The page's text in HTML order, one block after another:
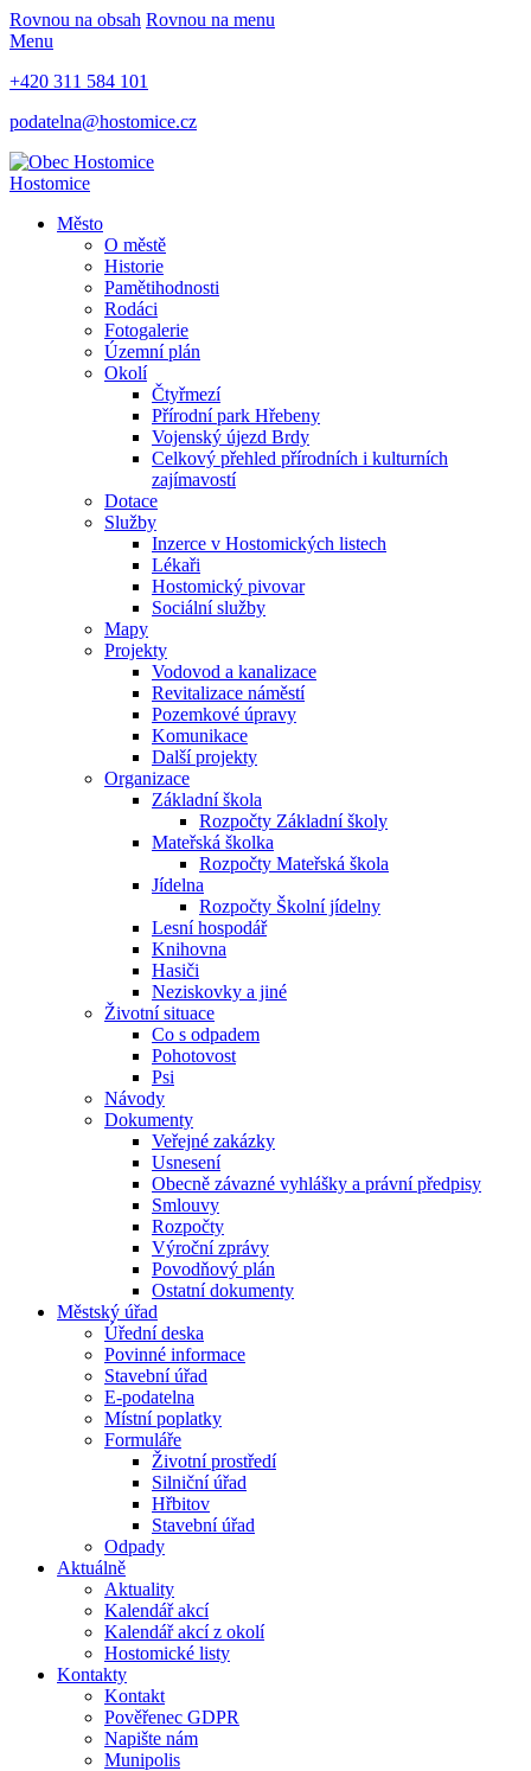
Rovnou na obsah Rovnou na menu
Menu
+420 311 584 101
podatelna@hostomice.cz
Hostomice
Město
O městě
Historie
Pamětihodnosti
Rodáci
Fotogalerie
Územní plán
Okolí
Čtyřmezí
Přírodní park Hřebeny
Vojenský újezd Brdy
Celkový přehled přírodních i kulturních
zajímavostí
Dotace
Služby
Inzerce v Hostomických listech
Lékaři
Hostomický pivovar
Sociální služby
Mapy
Projekty
Vodovod a kanalizace
Revitalizace náměstí
Pozemkové úpravy
Komunikace
Další projekty
Organizace
Základní škola
Rozpočty Základní školy
Mateřská školka
Rozpočty Mateřská škola
Jídelna
Rozpočty Školní jídelny
Lesní hospodář
Knihovna
Hasiči
Neziskovky a jiné
Životní situace
Co s odpadem
Pohotovost
Psi
Návody
Dokumenty
Veřejné zakázky
Usnesení
Obecně závazné vyhlášky a právní předpisy
Smlouvy
Rozpočty
Výroční zprávy
Povodňový plán
Ostatní dokumenty
Městský úřad
Úřední deska
Povinné informace
Stavební úřad
E-podatelna
Místní poplatky
Formuláře
Životní prostředí
Silniční úřad
Hřbitov
Stavební úřad
Odpady
Aktuálně
Aktuality
Kalendář akcí
Kalendář akcí z okolí
Hostomické listy
Kontakty
Kontakt
Pověřenec GDPR
Napište nám
Munipolis